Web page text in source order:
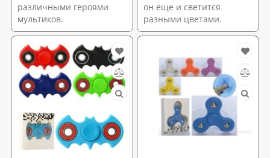
различными героями
мультиков.
он еще и светится
разными цветами.